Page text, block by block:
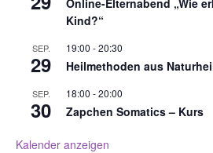
Kind?“
SEP.
29
19:00 -20:30
Heilmethoden aus
SEP.
30
18:00 -20:00
Zapchen Somatics – Kurs
Kalender anzeigen